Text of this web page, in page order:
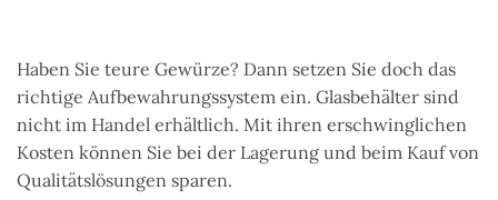
Haben Sie teure Gewürze? Dann setzen Sie doch das
richtige Aufbewahrungssystem ein. Glasbehälter sind
nicht im Handel erhältlich. Mit ihren erschwinglichen
Kosten können Sie bei der Lagerung und beim Kauf von
Qualitätslösungen sparen.